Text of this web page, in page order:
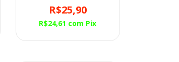
Símbolo MM
R$25,90
R$24,61 com Pix